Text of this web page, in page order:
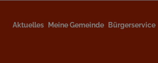
Aktuelles Meine Gemeinde Bürgerservice